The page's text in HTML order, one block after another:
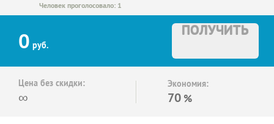
Человек проголосовало: 1
0 руб.
ПОЛУЧИТЬ
Цена без скидки:
∞
Экономия:
70 %